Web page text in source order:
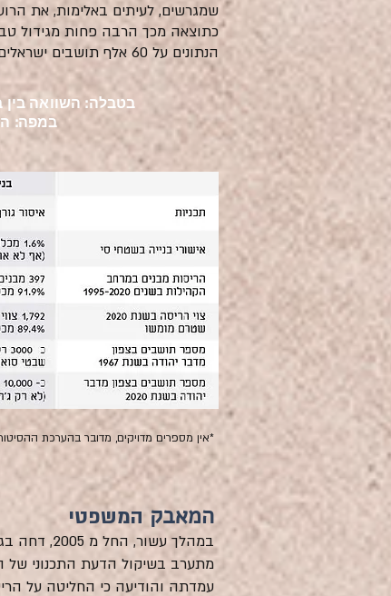
שמגרשים, לעיתים באלימות, את
הנתונים על 60 אלף תושבים ישראלים מול 3500 מבני הג'האלין.
בטבלה: השוואה בין
במפה:
*אין מספרים מדויקים, מדובר בהערכת
המאבקהמשפטי
במהלך
עמדתה והודיעה כי החליטה על